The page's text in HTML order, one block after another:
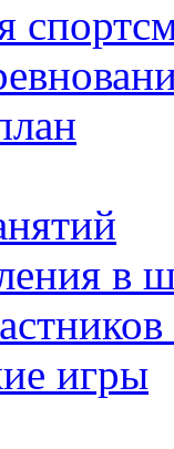
в
игры